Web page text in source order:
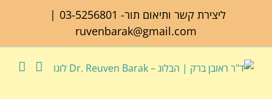
ליצירת קשר ותיאום תור- 03-5256801
|
ruvenbarak@gmail.com